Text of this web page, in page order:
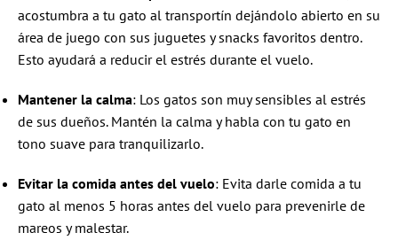
acostumbra a tu gato al transportín dejándolo abierto en su
área de juego con sus juguetes y snacks favoritos dentro.
Esto ayudará a reducir el estrés durante el vuelo.
Mantener la calma: Los gatos son muy sensibles al estrés
de sus dueños. Mantén la calma y habla con tu gato en
tono suave para tranquilizarlo.
Evitar la comida antes del vuelo: Evita darle comida a tu
gato al menos 5 horas antes del vuelo para prevenirle de
mareos y malestar.